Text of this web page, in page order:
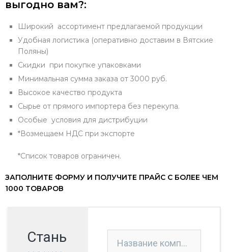
выгодно вам?:
Широкий ассортимент предлагаемой продукции
Удобная логистика (оперативно доставим в Вятские
Поляны)
Скидки при покупке упаковками
Минимальная сумма заказа от 3000 руб.
Высокое качество продукта
Сырье от прямого импортера без перекупа.
Особые условия для дистрибуции
*Возмещаем НДС при экспорте
*Список товаров ограничен.
ЗАПОЛНИТЕ ФОРМУ И ПОЛУЧИТЕ ПРАЙС С БОЛЕЕ ЧЕМ
1000 ТОВАРОВ